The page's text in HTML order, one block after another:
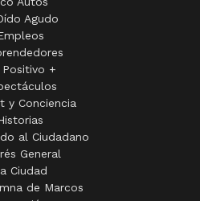
Positivo +
y Conciencia
al Ciudadano
General
Ciudad
de Marcos
Región
Vidriera